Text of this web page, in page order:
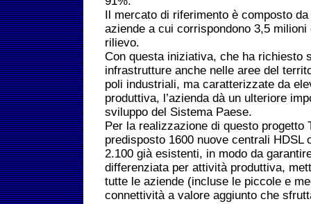
Il mercato di riferimento è composto
aziende a cui corrispondono 3,5
rilievo.
Con questa iniziativa, che ha richiesto
infrastrutture anche nelle aree del
poli industriali, ma caratterizzate da
produttiva, l’azienda dà un ulteriore
sviluppo del Sistema Paese.
Per la realizzazione di questo progetto
predisposto 1600 nuove centrali HDSL
2.100 già esistenti, in modo da
differenziata per attività produttiva,
tutte le aziende (incluse le piccole e
connettività a valore aggiunto che